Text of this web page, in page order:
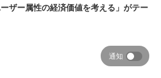
ザー属性の経済価値を考える」がテー
通知